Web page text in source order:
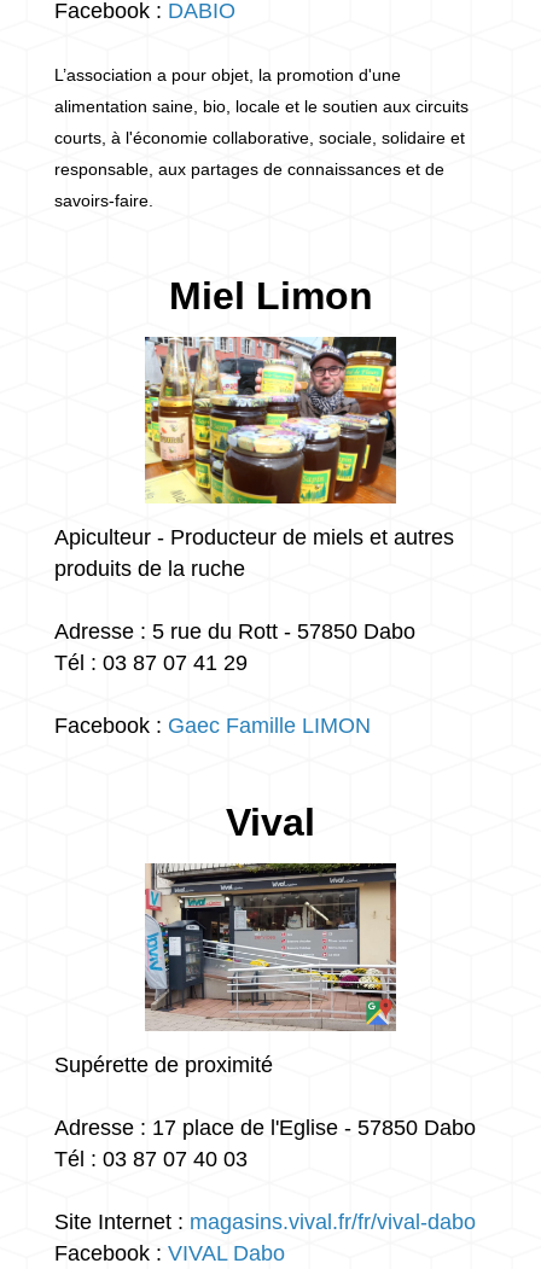
Facebook : DABIO
L’association a pour objet, la promotion d'une
alimentation saine, bio, locale et le soutien aux circuits
courts, à l'économie collaborative, sociale, solidaire et
responsable, aux partages de connaissances et de
savoirs-faire.
Miel Limon
Apiculteur - Producteur de miels et autres
produits de la ruche
Adresse : 5 rue du Rott - 57850 Dabo
Tél : 03 87 07 41 29
Facebook : Gaec Famille LIMON
Vival
Supérette de proximité
Adresse : 17 place de l'Eglise - 57850 Dabo
Tél : 03 87 07 40 03
Site Internet : magasins.vival.fr/fr/vival-dabo
Facebook : VIVAL Dabo